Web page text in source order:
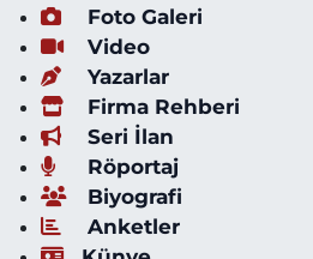
Foto Galeri
Video
Yazarlar
Firma Rehberi
Seri İlan
Röportaj
Biyografi
Anketler